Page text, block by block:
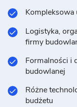
Logistyka,
firmy
Formalności i
budowlanej
Różne
budżetu